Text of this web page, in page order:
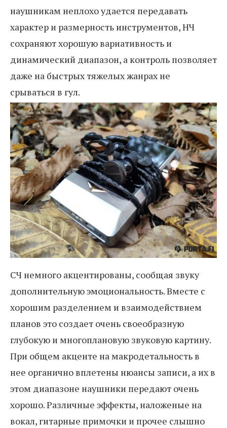
наушникам неплохо удается передавать
характер и размерность инструментов, НЧ
сохраняют хорошую вариативность и
динамический диапазон, а контроль позволяет
даже на быстрых тяжелых жанрах не
срываться в гул.
СЧ немного акцентированы, сообщая звуку
дополнительную эмоциональность. Вместе с
хорошим разделением и взаимодействием
планов это создает очень своеобразную
глубокую и многоплановую звуковую картину.
При общем акценте на макродетальность в
нее органично вплетены нюансы записи, а их в
этом диапазоне наушники передают очень
хорошо. Различные эффекты, наложеные на
вокал, гитарные примочки и прочее слышно